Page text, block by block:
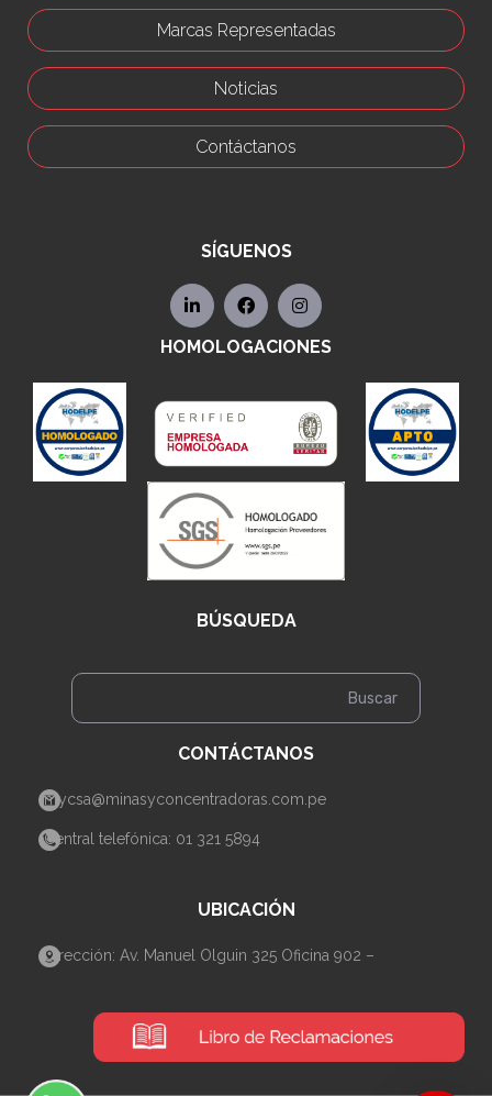
Marcas Representadas
Noticias
Contáctanos
SÍGUENOS
HOMOLOGACIONES
BÚSQUEDA
CONTÁCTANOS
mycsa@minasyconcentradoras.com.pe
Central telefónica: 01 321 5894
UBICACIÓN
Dirección: Av. Manuel Olguin 325 Oficina 902 –